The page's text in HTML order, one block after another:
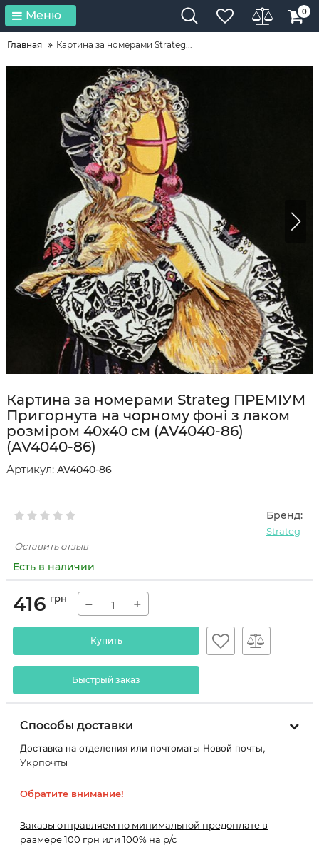
Меню 0
Главная Картина за номерами Strateg...
Картина за номерами Strateg ПРЕМІУМ
Пригорнута на чорному фоні з лаком
розміром 40х40 см (AV4040-86)
(AV4040-86)
Артикул: AV4040-86
Бренд:
Strateg
Оставить отзыв
Есть в наличии
416 грн − +
Купить
Быстрый заказ
Способы доставки
Доставка на отделения или почтоматы Новой почты,
Укрпочты
Обратите внимание!
Заказы отправляем по минимальной предоплате в
размере 100 грн или 100% на р/с